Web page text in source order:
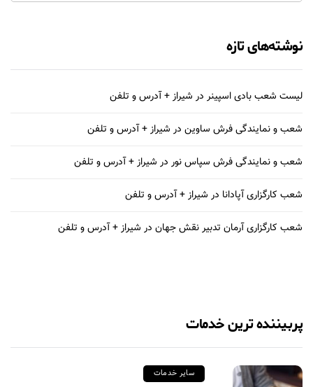
نوشته‌های تازه
لیست شعب بادی اسپینر در شیراز + آدرس و تلفن
شعب و نمایندگی فرش ساوین در شیراز + آدرس و تلفن
شعب و نمایندگی فرش سپاس نور در شیراز + آدرس و تلفن
شعب کارگزاری آپادانا در شیراز + آدرس و تلفن
شعب کارگزاری آرمان تدبیر نقش جهان در شیراز + آدرس و تلفن
پربیننده ترین خدمات
سایر خدمات